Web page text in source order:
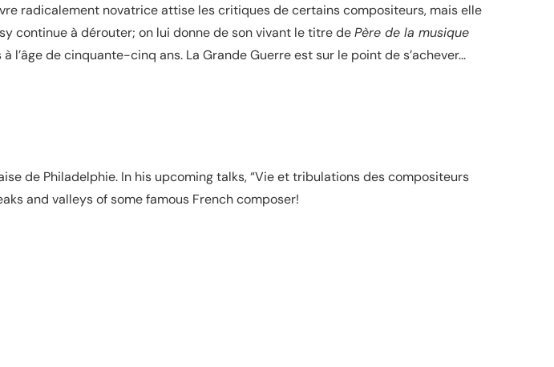
radicalement novatrice attise les critiques de certains compositeurs, mais elle
continue à dérouter; on lui donne de son vivant le titre dePère de la musique
l’âge de cinquante-cinq ans. La Grande Guerre est sur le point de s’achever...
de Philadelphie. In his upcoming talks, “Vie et tribulations des compositeurs
and valleys of some famous French composer!